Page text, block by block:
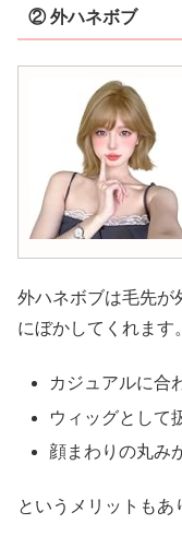
② 外ハネボブ
外ハネボブは毛先が
にぼかしてくれます。
カジュアルに合
ウィッグとして
顔まわりの丸み
というメリットもあ